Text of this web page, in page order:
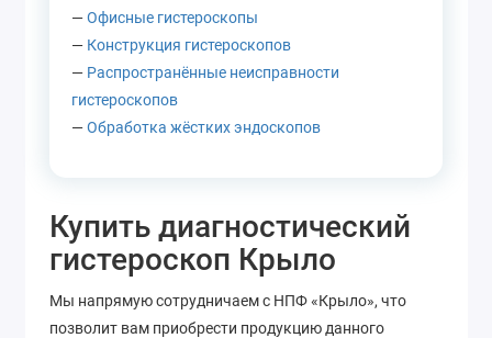
—Офисные гистероскопы
— Конструкция гистероскопов
— Распространённые неисправности
гистероскопов
—Обработка жёстких эндоскопов
Купить диагностический
гистероскоп Крыло
Мы напрямую сотрудничаем с НПФ «Крыло», что
позволит вам приобрести продукцию данного